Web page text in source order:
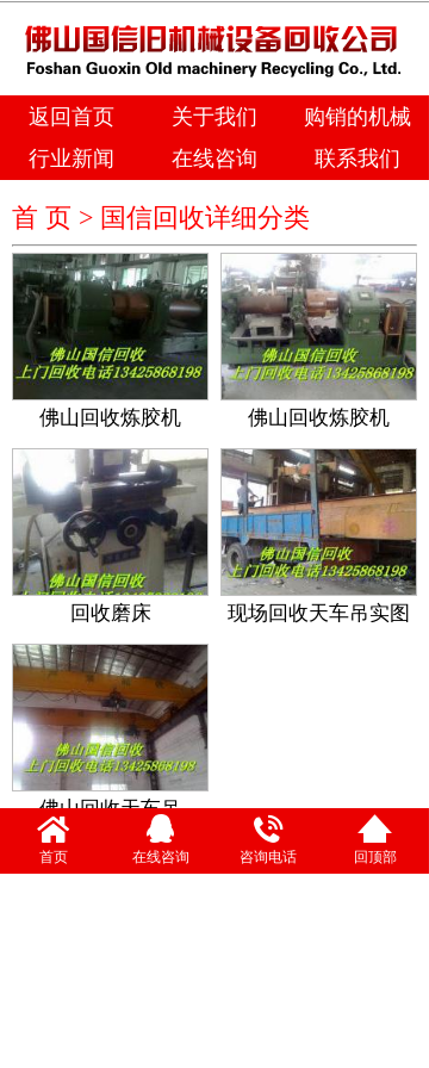
返回首页 关于我们
购销的机械
行业新闻
在线咨询 联系我们
首 页 > 国信回收详细分类
佛山回收炼胶机 佛山回收炼胶机
回收磨床 现场回收天车吊实图
佛山回收天车吊
共有:65 条 共7页 第7页
首页 在线咨询 咨询电话 回顶部